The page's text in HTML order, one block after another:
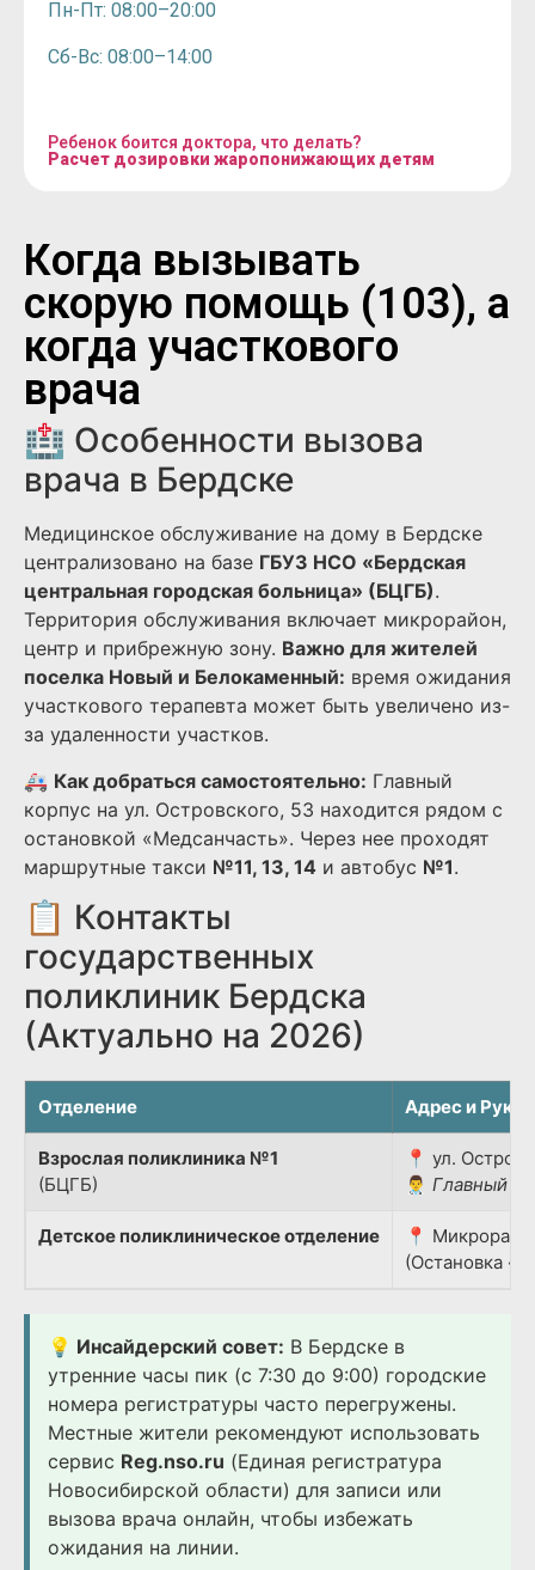
Пн-Пт: 08:00–20:00
Сб-Вс: 08:00–14:00
Ребенок боится доктора, что делать?
Расчет дозировки жаропонижающих детям
Когда вызывать
скорую помощь (103), а
когда участкового
врача
🏥 Особенности вызова
врача в Бердске
Медицинское обслуживание на дому в Бердске
централизовано на базе ГБУЗ НСО «Бердская
центральная городская больница» (БЦГБ).
Территория обслуживания включает микрорайон,
центр и прибрежную зону. Важно для жителей
поселка Новый и Белокаменный: время ожидания
участкового терапевта может быть увеличено из-
за удаленности участков.
🚑 Как добраться самостоятельно: Главный
корпус на ул. Островского, 53 находится рядом с
остановкой «Медсанчасть». Через нее проходят
маршрутные такси №11, 13, 14 и автобус №1.
📋 Контакты
государственных
поликлиник Бердска
(Актуально на 2026)
Отделение Адрес и
Взрослая поликлиника №1
(БЦГБ)
📍 ул.
👨‍⚕️ Главный
Детское поликлиническое отделение
📍
(Остановка
💡 Инсайдерский совет: В Бердске в
утренние часы пик (с 7:30 до 9:00) городские
номера регистратуры часто перегружены.
Местные жители рекомендуют использовать
сервис Reg.nso.ru (Единая регистратура
Новосибирской области) для записи или
вызова врача онлайн, чтобы избежать
ожидания на линии.